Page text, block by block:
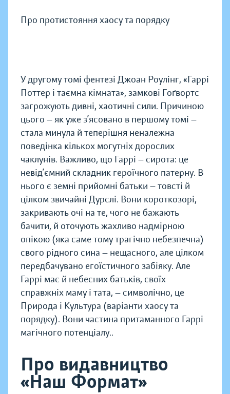
Про протистояння хаосу та порядку
У другому томі фентезі Джоан Роулінг, «Гаррі
Поттер і таємна кімната», замкові Гоґвортс
загрожують дивні, хаотичні сили. Причиною
цього — як уже з’ясовано в першому томі —
стала минула й теперішня неналежна
поведінка кількох могутніх дорослих
чаклунів. Важливо, що Гаррі — сирота: це
невід’ємний складник героїчного патерну. В
нього є земні прийомні батьки — товсті й
цілком звичайні Дурслі. Вони короткозорі,
закривають очі на те, чого не бажають
бачити, й оточують жахливо надмірною
опікою (яка саме тому трагічно небезпечна)
свого рідного сина — нещасного, але цілком
передбачувано егоїстичного забіяку. Але
Гаррі має й небесних батьків, своїх
справжніх маму і тата, — символічно, це
Природа і Культура (варіанти хаосу та
порядку). Вони частина притаманного Гаррі
магічного потенціалу..
Про видавництво
«Наш Формат»